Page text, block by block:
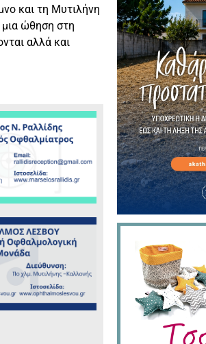
και τη Μυτιλήνη
μια ώθηση στη
αλλά και